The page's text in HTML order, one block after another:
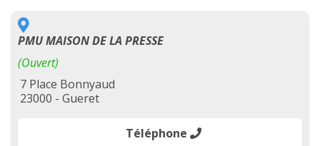
PMU MAISON DE LA PRESSE
(Ouvert)
7 Place Bonnyaud
23000 - Gueret
Téléphone